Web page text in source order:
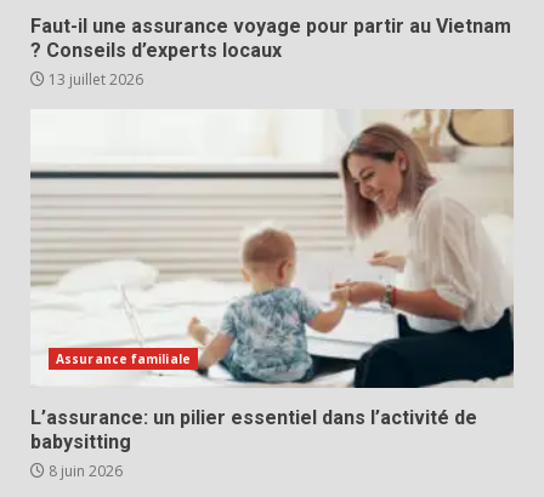
Faut-il une assurance voyage pour partir au Vietnam
? Conseils d’experts locaux
13 juillet 2026
Assurance familiale
L’assurance: un pilier essentiel dans l’activité de
babysitting
8 juin 2026